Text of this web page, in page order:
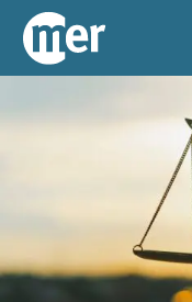
Commissie mer